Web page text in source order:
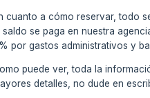
cuanto a cómo reservar, todo
saldo se paga en nuestra
por gastos administrativos y
puede ver, toda la
detalles, no dude en